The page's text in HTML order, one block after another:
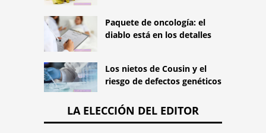
Paquete de oncología: el
diablo está en los detalles
Los nietos de Cousin y el
riesgo de defectos genéticos
LA ELECCIÓN DEL EDITOR